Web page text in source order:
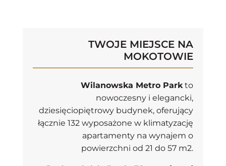
TWOJE MIEJSCE NA
MOKOTOWIE
Wilanowska Metro Parkto
nowoczesny i elegancki,
dziesięciopiętrowy budynek, oferujący
łącznie 132 wyposażone w klimatyzację
apartamenty na wynajem o
powierzchni od 21 do 57 m2.